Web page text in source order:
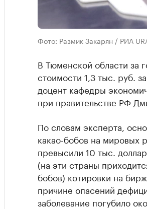
Фото: Размик Закарян / РИА
В Тюменской области за
стоимости 1,3 тыс. руб.
доцент кафедры
при правительстве РФ
По словам эксперта,
какао-бобов на мировых
превысили 10 тыс.
(на эти страны
бобов) котировки на
причине опасений
заболевание погубило